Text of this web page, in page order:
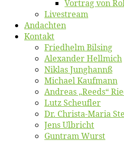
Vor­trag von
Live­stream
An­dach­ten
Kon­takt
Fried­helm Bilsing
Alex­an­der Hellmich
Ni­klas Junghannß
Mi­cha­el Kaufmann
An­dre­as „Reeds“
Lutz Scheuf­ler
Dr. Chris­­ta-Ma­ria
Jens Ulb­richt
Gun­tram Wurst